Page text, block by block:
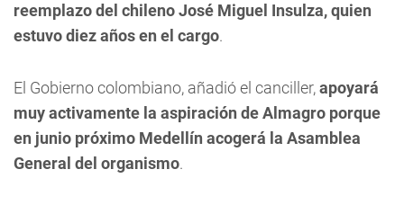
reemplazo del chileno José Miguel Insulza, quien
estuvo diez años en el cargo.
El Gobierno colombiano, añadió el canciller,apoyará
muy activamente la aspiración de Almagro porque
en junio próximo Medellín acogerá la Asamblea
General del organismo.